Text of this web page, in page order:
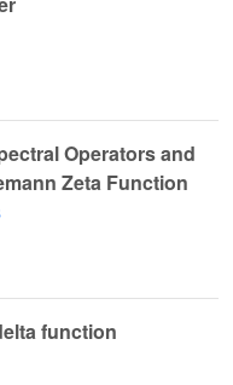
Operators and
Zeta Function
function